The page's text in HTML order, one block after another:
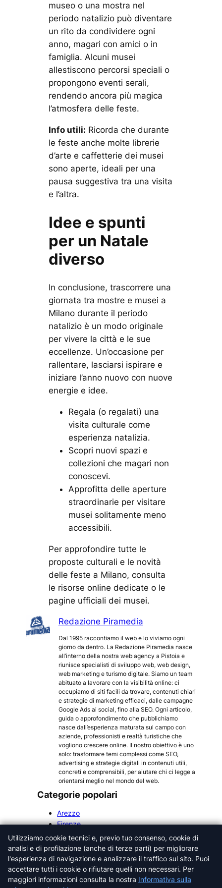
museo o una mostra nel
periodo natalizio può diventare
un rito da condividere ogni
anno, magari con amici o in
famiglia. Alcuni musei
allestiscono percorsi speciali o
propongono eventi serali,
rendendo ancora più magica
l’atmosfera delle feste.
Info utili: Ricorda che durante
le feste anche molte librerie
d’arte e caffetterie dei musei
sono aperte, ideali per una
pausa suggestiva tra una visita
e l’altra.
Idee e spunti
per un Natale
diverso
In conclusione, trascorrere una
giornata tra mostre e musei a
Milano durante il periodo
natalizio è un modo originale
per vivere la città e le sue
eccellenze. Un’occasione per
rallentare, lasciarsi ispirare e
iniziare l’anno nuovo con nuove
energie e idee.
Regala (o regalati) una
visita culturale come
esperienza natalizia.
Scopri nuovi spazi e
collezioni che magari non
conoscevi.
Approfitta delle aperture
straordinarie per visitare
musei solitamente meno
accessibili.
Per approfondire tutte le
proposte culturali e le novità
delle feste a Milano, consulta
le risorse online dedicate o le
pagine ufficiali dei musei.
Redazione Piramedia
Dal 1995 raccontiamo il web e lo viviamo ogni
giorno da dentro. La Redazione Piramedia nasce
all’interno della nostra web agency a Pistoia e
riunisce specialisti di sviluppo web, web design,
web marketing e turismo digitale. Siamo un team
abituato a lavorare con la visibilità online: ci
occupiamo di siti facili da trovare, contenuti chiari
e strategie di marketing efficaci, dalle campagne
Google Ads ai social, fino alla SEO. Ogni articolo,
guida o approfondimento che pubblichiamo
nasce dall’esperienza maturata sul campo con
aziende, professionisti e realtà turistiche che
vogliono crescere online. Il nostro obiettivo è uno
solo: trasformare temi complessi come SEO,
advertising e strategie digitali in contenuti utili,
concreti e comprensibili, per aiutare chi ci legge a
orientarsi meglio nel mondo del web.
Categorie popolari
Arezzo
Firenze
Grosseto
Livorno
Lucca
Massa-Carrara
Pisa
Utilizziamo cookie tecnici e, previo tuo consenso, cookie di
analisi e di profilazione (anche di terze parti) per migliorare
l'esperienza di navigazione e analizzare il traffico sul sito. Puoi
accettare tutti i cookie o rifiutare quelli non necessari. Per
maggiori informazioni consulta la nostra Informativa sulla